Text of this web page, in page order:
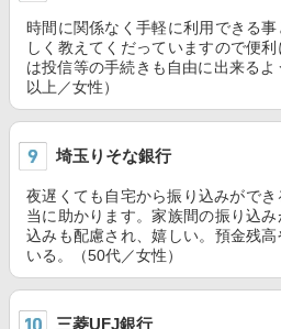
時間に関係なく手軽に利用できる
しく教えてくだっていますので便
は投信等の手続きも自由に出来る
以上／女性）
埼玉りそな銀行
夜遅くても自宅から振り込みがで
当に助かります。家族間の振り込
込みも配慮され、嬉しい。預金残
いる。（50代／女性）
三菱UFJ銀行